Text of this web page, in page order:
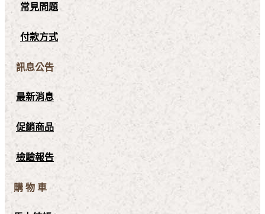
常見問題
付款方式
訊息公告
最新消息
促銷商品
檢驗報告
購 物 車